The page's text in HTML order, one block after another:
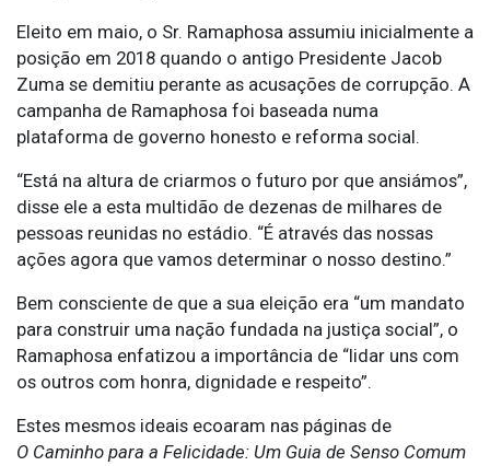
Eleito em maio, o Sr. Ramaphosa assumiu inicialmente a
posição em 2018 quando o antigo Presidente Jacob
Zuma se demitiu perante as acusações de corrupção. A
campanha de Ramaphosa foi baseada numa
plataforma de governo honesto e reforma social.
“Está na altura de criarmos o futuro por que ansiámos”,
disse ele a esta multidão de dezenas de milhares de
pessoas reunidas no estádio. “É através das nossas
ações agora que vamos determinar o nosso destino.”
Bem consciente de que a sua eleição era “um mandato
para construir uma nação fundada na justiça social”, o
Ramaphosa enfatizou a importância de “lidar uns com
os outros com honra, dignidade e respeito”.
Estes mesmos ideais ecoaram nas páginas de
O Caminho para a Felicidade: Um Guia de Senso Comum